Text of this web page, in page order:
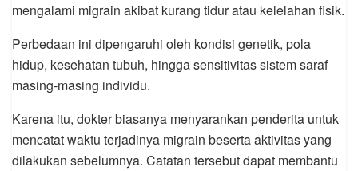
mengalami migrain akibat kurang tidur atau kelelahan fisik.
Perbedaan ini dipengaruhi oleh kondisi genetik, pola
hidup, kesehatan tubuh, hingga sensitivitas sistem saraf
masing-masing individu.
Karena itu, dokter biasanya menyarankan penderita untuk
mencatat waktu terjadinya migrain beserta aktivitas yang
dilakukan sebelumnya. Catatan tersebut dapat membantu